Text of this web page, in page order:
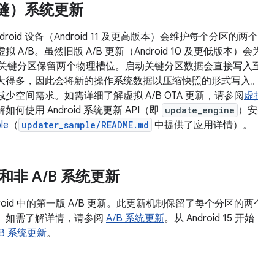
）系统更新
设备（Android 11 及更高版本）会维护每个分区的两
拟 A/B。虽然旧版 A/B 更新（Android 10 及更低版本）会
键分区保留两个物理槽位。启动关键分区数据会直接写入
得多，因此会将新的操作系统数据以压缩快照的形式写入
少空间需求。如需详细了解虚拟 A/B OTA 更新，请参阅虚
如何使用 Android 系统更新 API（即
update_engine ）
（ updater_sample/README.md 中提供了应用详情）。
非 A/B 系统更新
中的第一版 A/B 更新。此更新机制保留了每个分区的
如需了解详情，请参阅 A/B 系统更新。从 Android 15 开
系统更新。